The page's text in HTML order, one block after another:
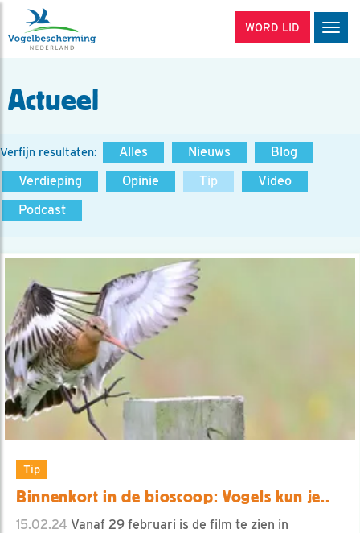
WORD LID
Actueel
Verfijn resultaten: Alles Nieuws
Blog
Verdieping
Opinie Tip
Video
Podcast
Tip
Binnenkort in de bioscoop: Vogels kun je..
15.02.24 Vanaf 29 februari is de film te zien in